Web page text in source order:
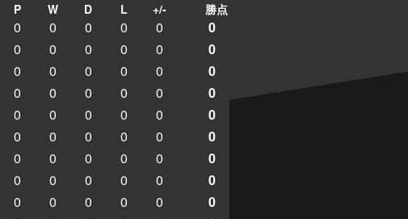
P W D L +/- 勝点
0 0 0 0 0 0
0 0 0 0 0 0
0 0 0 0 0 0
0 0 0 0 0 0
0 0 0 0 0 0
0 0 0 0 0 0
0 0 0 0 0 0
0 0 0 0 0 0
0 0 0 0 0 0